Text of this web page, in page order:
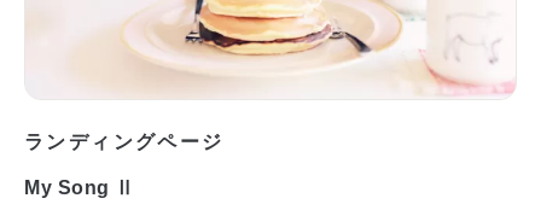
ランディングページ
My Song Ⅱ